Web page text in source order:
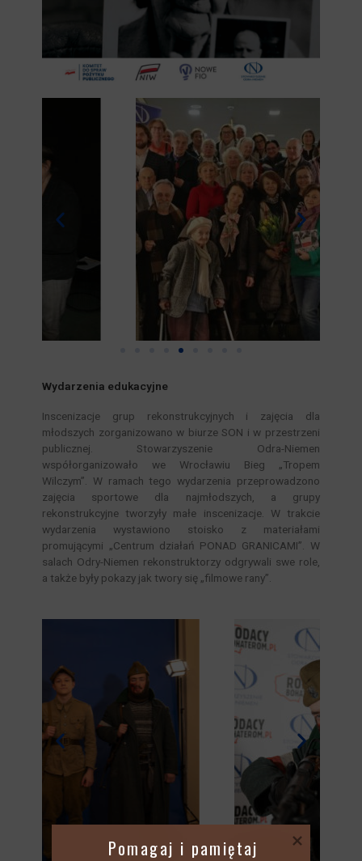
Wydarzenia edukacyjne
Inscenizacje grup rekonstrukcyjnych i zajęcia dla
młodszych zorganizowano w biurze SON i w przestrzeni
publicznej. Stowarzyszenie Odra-Niemen
współorganizowało we Wrocławiu Bieg „Tropem
Wilczym”. W ramach tego wydarzenia przeprowadzono
zajęcia sportowe dla najmłodszych, a grupy
rekonstrukcyjne tworzyły małe inscenizacje. W trakcie
wydarzenia wystawiono stoisko z materiałami
promującymi „Centrum działań PONAD GRANICAMI”. W
salach Odry-Niemen rekonstruktorzy odgrywali swe role,
a także były pokazy jak twory się „filmowe rany”.
Pomagaj i pamiętaj